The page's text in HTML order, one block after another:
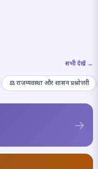
सभी देखें →
⚖️ राजव्यवस्था और शासन प्रश्नोत्तरी